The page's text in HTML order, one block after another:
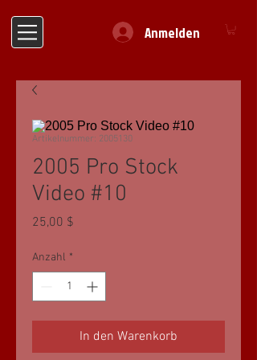
Anmelden
Artikelnummer: 2005130
2005 Pro Stock
Video #10
25,00 $
Anzahl *
In den Warenkorb